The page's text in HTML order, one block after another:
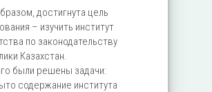
достигнута цель
– изучить институт
по законодательству
Казахстан.
были решены задачи:
содержание института